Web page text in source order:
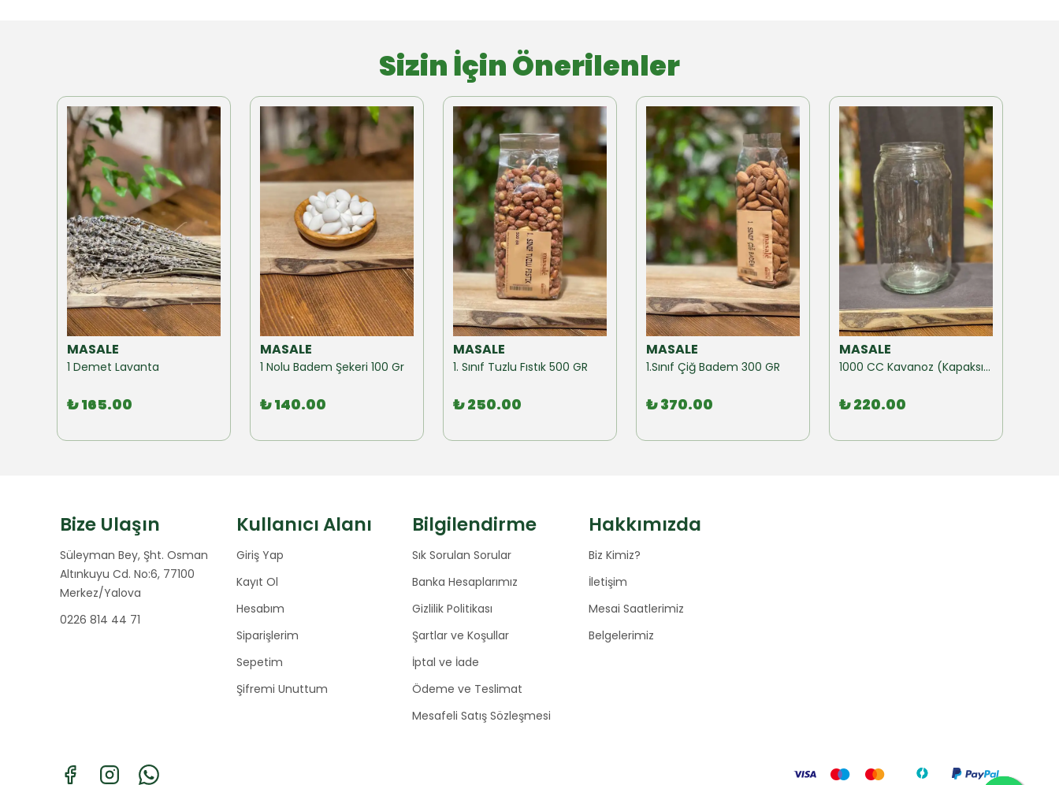
Sizin İçin Önerilenler
MASALE
1 Demet Lavanta
₺ 165.00
MASALE
1 Nolu Badem Şekeri 100 Gr
₺ 140.00
MASALE
1. Sınıf Tuzlu Fıstık 500 GR
₺ 250.00
MASALE
1.Sınıf Çiğ Badem 300 GR
₺ 370.00
MASALE
1000 CC Kavanoz (Kapaksız) 10 Adet
₺ 220.00
Bize Ulaşın
Süleyman Bey, Şht. Osman
Altınkuyu Cd. No:6, 77100
Merkez/Yalova
0226 814 44 71
Kullanıcı Alanı
Giriş Yap
Kayıt Ol
Hesabım
Siparişlerim
Sepetim
Şifremi Unuttum
Bilgilendirme
Sık Sorulan Sorular
Banka Hesaplarımız
Gizlilik Politikası
Şartlar ve Koşullar
İptal ve İade
Ödeme ve Teslimat
Mesafeli Satış Sözleşmesi
Hakkımızda
Biz Kimiz?
İletişim
Mesai Saatlerimiz
Belgelerimiz